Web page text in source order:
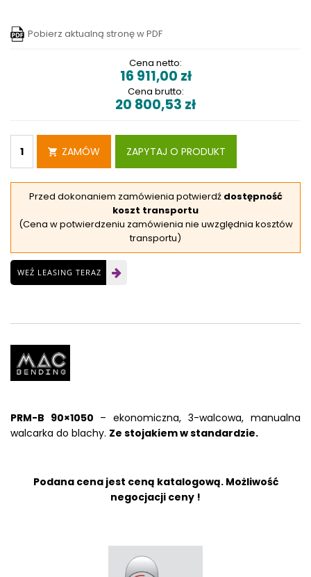
Pobierz aktualną stronę w PDF
Cena netto:
16 911,00 zł
Cena brutto:
20 800,53 zł
ZAMÓW ZAPYTAJ O PRODUKT
Przed dokonaniem zamówienia potwierdź dostępność
koszt transportu
(Cena w potwierdzeniu zamówienia nie uwzględnia kosztów
transportu)
WEŹ LEASING TERAZ
PRM-B 90×1050 – ekonomiczna, 3-walcowa, manualna
walcarka do blachy. Ze stojakiem w standardzie.
Podana cena jest ceną katalogową. Możliwość
negocjacji ceny !